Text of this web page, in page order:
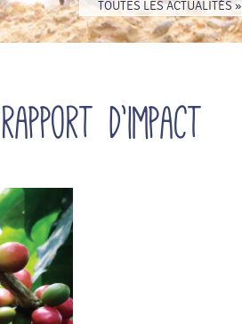
TOUTES LES ACTUALITÉS »
d’impact